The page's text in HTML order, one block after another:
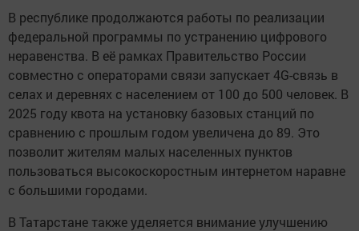
В республике продолжаются работы по реализации
федеральной программы по устранению цифрового
неравенства. В её рамках Правительство России
совместно с операторами связи запускает 4G-связь в
селах и деревнях с населением от 100 до 500 человек. В
2025 году квота на установку базовых станций по
сравнению с прошлым годом увеличена до 89. Это
позволит жителям малых населенных пунктов
пользоваться высокоскоростным интернетом наравне
с большими городами.
В Татарстане также уделяется внимание улучшению